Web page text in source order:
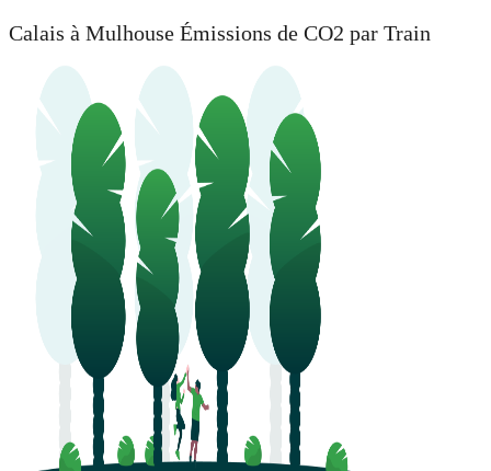
Calais à Mulhouse Émissions de CO2 par Train